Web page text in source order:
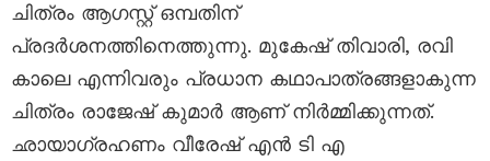
ചിത്രം ആഗസ്റ്റ് ഒമ്പതിന്
പ്രദർശനത്തിനെത്തുന്നു. മുകേഷ് തിവാരി, രവി
കാലെ എന്നിവരും പ്രധാന കഥാപാത്രങ്ങളാകുന്ന
ചിത്രം രാജേഷ് കുമാർ ആണ് നിർമ്മിക്കുന്നത്.
ഛായാഗ്രഹണം വീരേഷ് എൻ ടി എ